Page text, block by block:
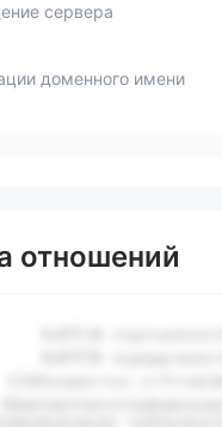
сервера
доменного имени
отношений